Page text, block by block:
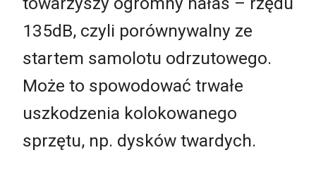
135dB, czyli porównywalny ze
startem samolotu odrzutowego.
Może to spowodować trwałe
uszkodzenia kolokowanego
sprzętu, np. dysków twardych.